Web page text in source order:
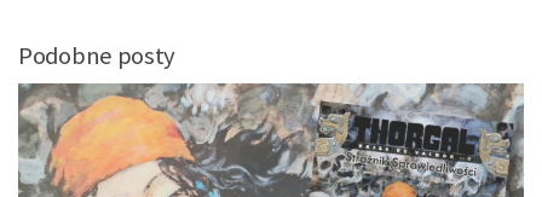
Podobne posty